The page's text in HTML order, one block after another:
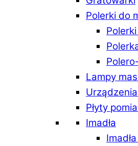
Polerki do
Lampy
Płyty
Imadła